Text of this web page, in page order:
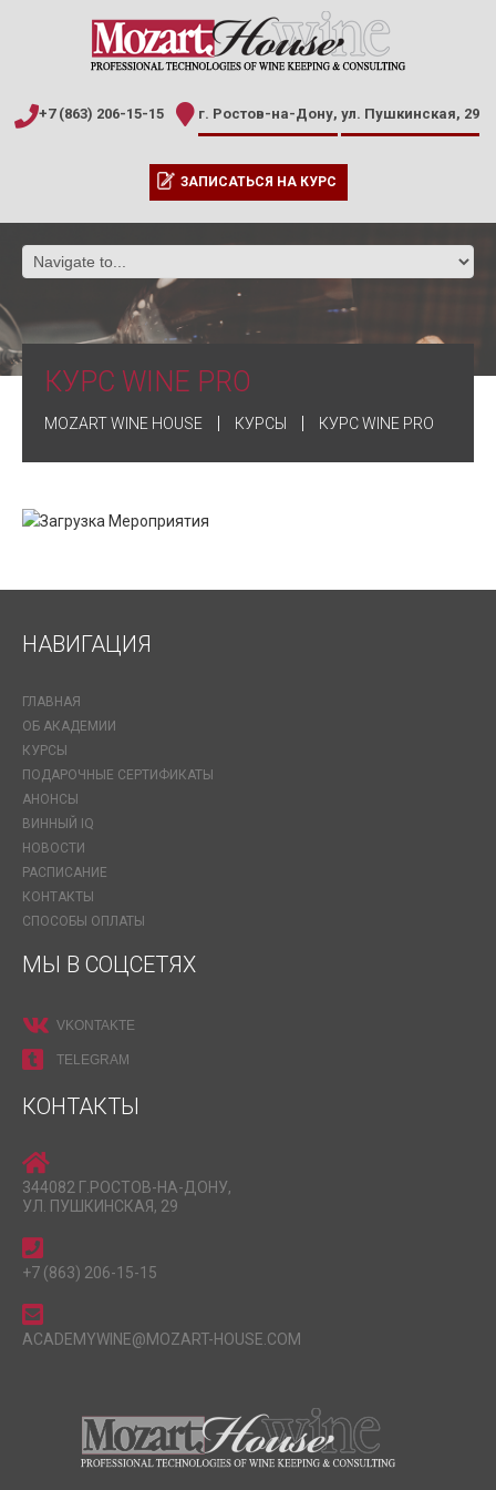
+7 (863) 206-15-15 г. Ростов-на-Дону, ул. Пушкинская, 29
ЗАПИСАТЬСЯ НА КУРС
КУРС WINE PRO
MOZART WINE HOUSE КУРСЫ КУРС WINE PRO
НАВИГАЦИЯ
ГЛАВНАЯ
ОБ АКАДЕМИИ
КУРСЫ
ПОДАРОЧНЫЕ СЕРТИФИКАТЫ
АНОНСЫ
ВИННЫЙ IQ
НОВОСТИ
РАСПИСАНИЕ
КОНТАКТЫ
СПОСОБЫ ОПЛАТЫ
МЫ В СОЦСЕТЯХ
VKONTAKTE
TELEGRAM
КОНТАКТЫ
344082 Г.РОСТОВ-НА-ДОНУ,
УЛ. ПУШКИНСКАЯ, 29
+7 (863) 206-15-15
ACADEMYWINE@MOZART-HOUSE.COM